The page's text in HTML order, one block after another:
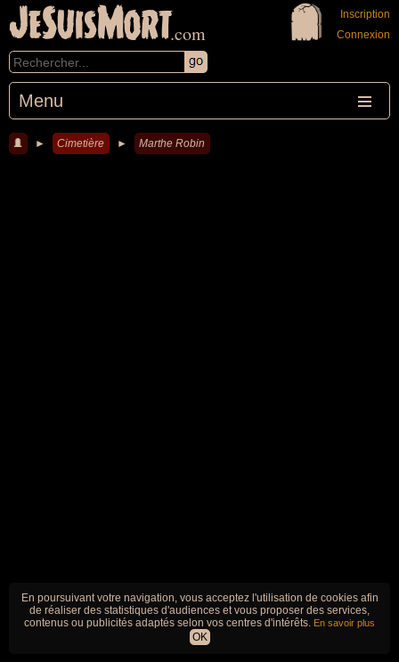
JeSuisMort.com
Menu
Inscription
Connexion
► Cimetière ► Marthe Robin
En poursuivant votre navigation, vous acceptez l'utilisation de cookies afin
de réaliser des statistiques d'audiences et vous proposer des services,
contenus ou publicités adaptés selon vos centres d'intérêts. En savoir plus
OK